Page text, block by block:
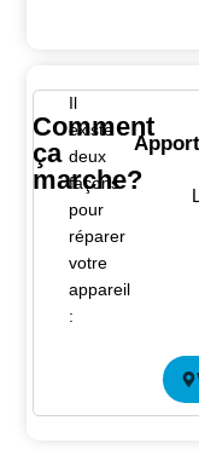
Comment
ça
marche?
Il
existe
deux
façons
pour
réparer
votre
appareil
: